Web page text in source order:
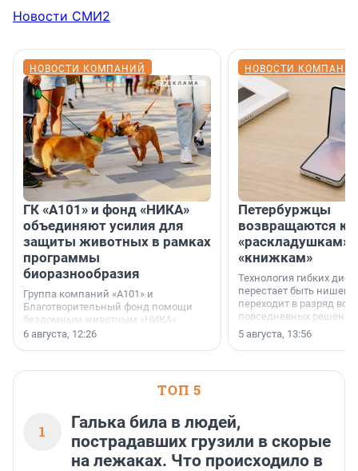
Новости СМИ2
НОВОСТИ КОМПАНИЙ
ГК «А101» и фонд «НИКА»
объединяют усилия для
защиты животных в рамках
программы
биоразнообразия
Группа компаний «А101» и
Благотворительный фонд помощи
бездомным животным «НИКА»
заключили соглашение о
6 августа, 12:26
НОВОСТИ
Петербуржцы
возвращаются к
«раскладушкам»
«книжкам»
Технология гибких
перестает быть
переходит в разряд
повседневных
5 августа, 13:56
ТОП 5
1
Галька била в людей,
пострадавших грузили в скорые
на лежаках. Что происходило в